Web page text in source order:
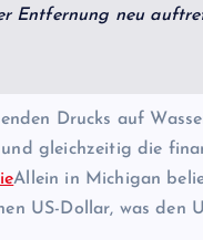
Entfernung neu
Drucks auf
gleichzeitig die
Allein in Michigan
US-Dollar, was den